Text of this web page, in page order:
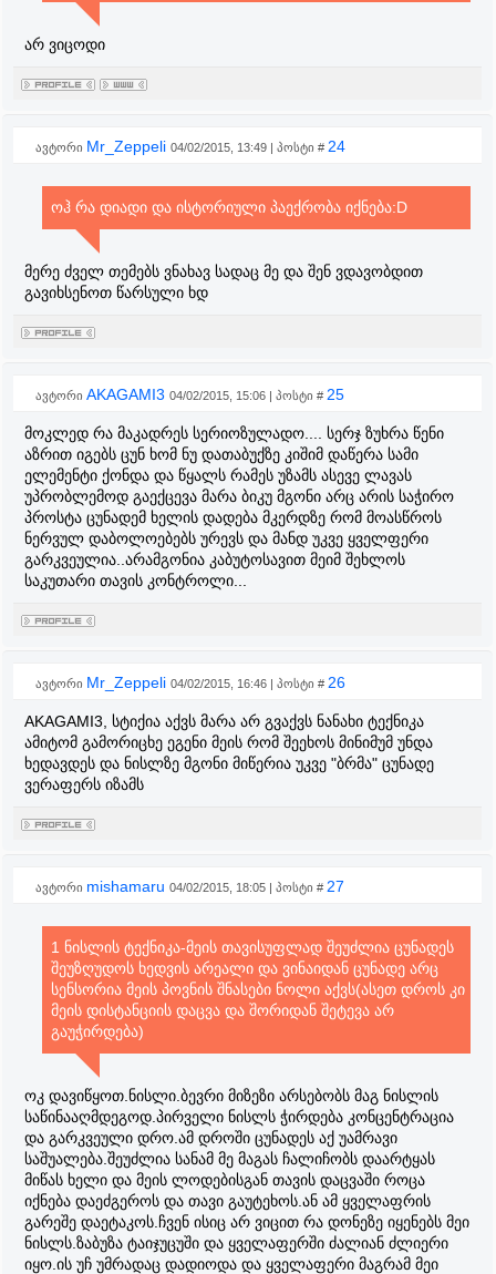
არ ვიცოდი
ავტორი Mr_Zeppeli 04/02/2015, 13:49 | პოსტი # 24
ოჰ რა დიადი და ისტორიული პაექრობა იქნება:D
მერე ძველ თემებს ვნახავ სადაც მე და შენ ვდავობდით
გავიხსენოთ წარსული ხდ
ავტორი AKAGAMI3 04/02/2015, 15:06 | პოსტი # 25
მოკლედ რა მაკადრეს სერიოზულადო.... სერჯ ზუხრა წენი
აზრით იგებს ცუნ ხომ ნუ დათაბუქზე კიშიმ დაწერა სამი
ელემენტი ქონდა და წყალს რამეს უზამს ასევე ლავას
უპრობლემოდ გაექცევა მარა ბიკუ მგონი არც არის საჭირო
პროსტა ცუნადემ ხელის დადება მკერდზე რომ მოასწროს
ნერვულ დაბოლოებებს ურევს და მანდ უკვე ყველფერი
გარკვეულია..არამგონია კაბუტოსავით მეიმ შეხლოს
საკუთარი თავის კონტროლი...
ავტორი Mr_Zeppeli 04/02/2015, 16:46 | პოსტი # 26
AKAGAMI3, სტიქია აქვს მარა არ გვაქვს ნანახი ტექნიკა
ამიტომ გამორიცხე ეგენი მეის რომ შეეხოს მინიმუმ უნდა
ხედავდეს და ნისლზე მგონი მიწერია უკვე "ბრმა" ცუნადე
ვერაფერს იზამს
ავტორი mishamaru 04/02/2015, 18:05 | პოსტი # 27
1 ნისლის ტექნიკა-მეის თავისუფლად შეუძლია ცუნადეს
შეუზღუდოს ხედვის არეალი და ვინაიდან ცუნადე არც
სენსორია მეის პოვნის შნასები ნოლი აქვს(ასეთ დროს კი
მეის დისტანციის დაცვა და შორიდან შეტევა არ
გაუჭირდება)
ოკ დავიწყოთ.ნისლი.ბევრი მიზეზი არსებობს მაგ ნისლის
საწინააღმდეგოდ.პირველი ნისლს ჭირდება კონცენტრაცია
და გარკვეული დრო.ამ დროში ცუნადეს აქ უამრავი
საშუალება.შეუძლია სანამ მე მაგას ჩალიჩობს დაარტყას
მიწას ხელი და მეის ლოდებისგან თავის დაცვაში როცა
იქნება დაეძგეროს და თავი გაუტეხოს.ან ამ ყველაფრის
გარეშე დაეტაკოს.ჩვენ ისიც არ ვიცით რა დონეზე იყენებს მეი
ნისლს.ზაბუზა ტაიჯუცუში და ყველაფერში ძალიან ძლიერი
იყო.ის უჩ უმრადაც დადიოდა და ყველაფერი მაგრამ მეი